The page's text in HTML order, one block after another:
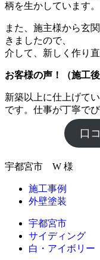
柄を生かしています。
また、施主様から玄
きましたので
介して、新しく作り直
お客様の声！（施工
新築以上に仕上げて
です。仕事が丁寧で
口
宇都宮市 W 様
施工事例
外壁塗装
宇都宮市
サイディング
白・アイボリー